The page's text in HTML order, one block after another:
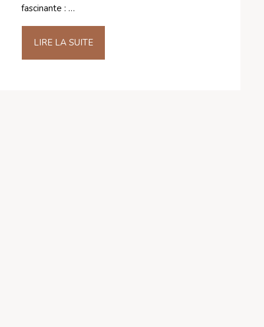
fascinante : …
LIRE LA SUITE